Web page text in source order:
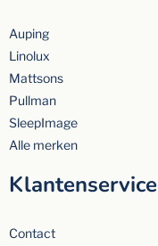
Auping
Linolux
Mattsons
Pullman
SleepImage
Alle merken
Klantenservice
Contact